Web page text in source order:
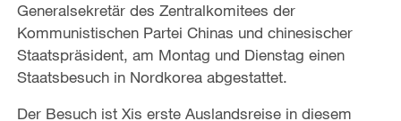
Generalsekretär des Zentralkomitees der
Kommunistischen Partei Chinas und chinesischer
Staatspräsident, am Montag und Dienstag einen
Staatsbesuch in Nordkorea abgestattet.
Der Besuch ist Xis erste Auslandsreise in diesem